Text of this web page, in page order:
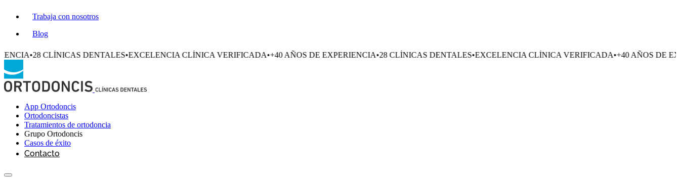
Trabaja con nosotros
Blog
DENTALES• EXCELENCIA CLÍNICA VERIFICADA•+40 AÑOS DE EXPERIENCIA•28 CLÍNICAS DENTALES• EXCELENCIA CLÍNICA VERIFICADA•+40 AÑOS DE EXPERIENCIA
App Ortodoncis
Ortodoncistas
Tratamientos de ortodoncia
Grupo Ortodoncis
Casos de éxito
Contacto